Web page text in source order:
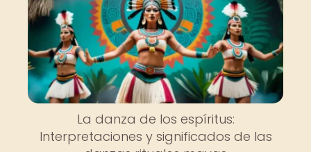
La danza de los espíritus:
Interpretaciones y significados de las